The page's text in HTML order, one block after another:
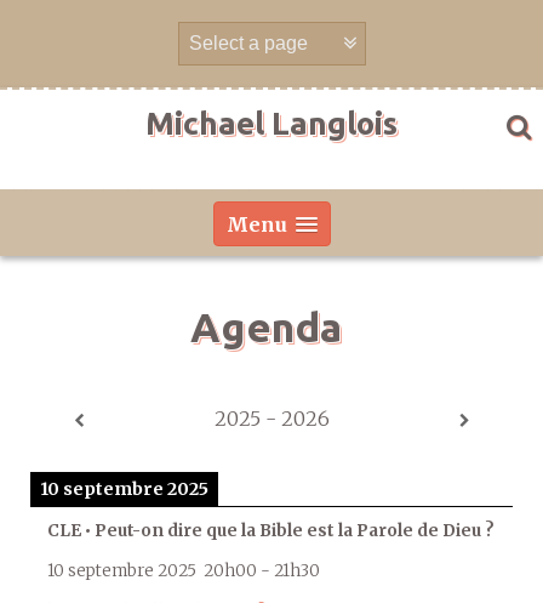
Michael Langlois
Menu
Agenda
2025 - 2026
10 septembre 2025
CLE • Peut-on dire que la Bible est la Parole de Dieu ?
10 septembre 2025 20h00 - 21h30